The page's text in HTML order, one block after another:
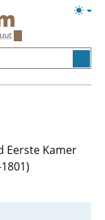
Eerste Kamer